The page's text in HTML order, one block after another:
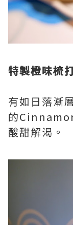
特製橙味梳
有如日落漸
的
酸甜解渴。